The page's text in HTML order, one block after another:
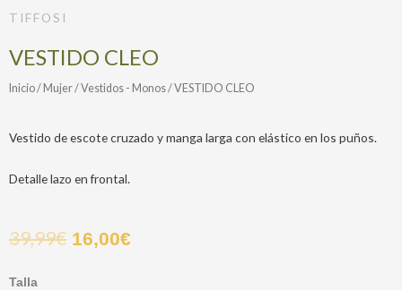
TIFFOSI
VESTIDO CLEO
Inicio/ Mujer/Vestidos - Monos/ VESTIDO CLEO
Vestido de escote cruzado y manga larga con elástico en los puños.
Detalle lazo en frontal.
39,99€ 16,00€
Talla
VESTIDO